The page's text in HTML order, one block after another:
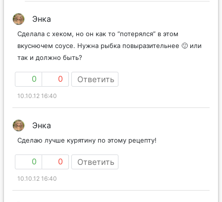
Энка
Сделала с хеком, но он как то “потерялся” в этом
вкуснючем соусе. Нужна рыбка повыразительнее 🙂 или
так и должно быть?
0 0 Ответить
10.10.12 16:40
Энка
Сделаю лучше курятину по этому рецепту!
0 0 Ответить
10.10.12 16:40